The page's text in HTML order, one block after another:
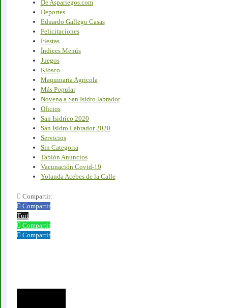
De Aspariegos.com
Deportes
Eduardo Gallego Casas
Felicitaciones
Fiestas
Índices Menús
Juegos
Kiosco
Maquinaria Agricola
Más Popular
Novena a San Isidro labrador
Oficios
San Isidrico 2020
San Isidro Labrador 2020
Servicios
Sin Categoria
Tablón Anuncios
Vacunación Covid-19
Yolanda Acebes de la Calle
Compartir:
Compartir
Tuit
Compartir
Compartir